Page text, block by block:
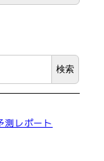
検索
レポート